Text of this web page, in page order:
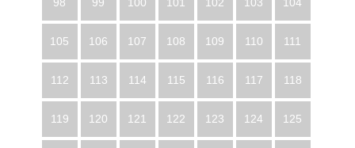
105 106 107 108 109 110 111
112 113 114 115 116 117 118
119 120 121 122 123 124 125